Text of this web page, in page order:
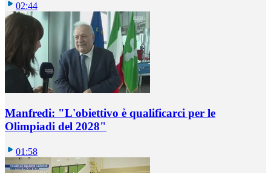
02:44
Manfredi: "L'obiettivo è qualificarci per le
Olimpiadi del 2028"
01:58